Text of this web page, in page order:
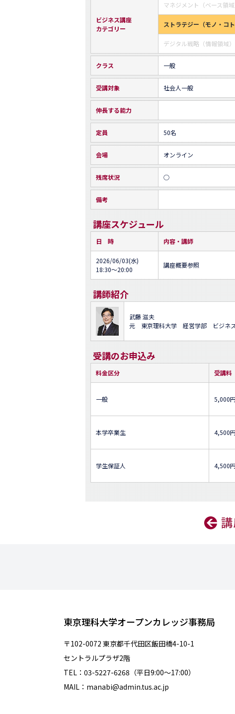
ビジネス講座
カテゴリー
マネジメント（ベース領域
ストラテジー（モノ・コト
デジタル戦略（情報領域）
クラス 一般
受講対象 社会人一般
伸長する能力
定員 50名
会場 オンライン
残席状況 ○
備考
講座スケジュール
日 時 内容・講師
2026/06/03(水)
18:30～20:00
講座概要参照
講師紹介
武藤 滋夫
元 東京理科大学 経営学部 ビジネ
受講のお申込み
料金区分 受講料
一般 5,000
本学卒業生 4,500
学生保証人 4,500
東京理科大学オープンカレッジ事務局
〒102-0072 東京都千代田区飯田橋4-10-1
セントラルプラザ2階
TEL：03-5227-6268（平日9:00～17:00）
MAIL：manabi@admin.tus.ac.jp